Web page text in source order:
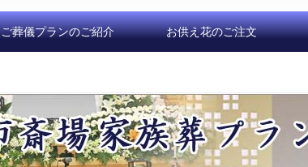
ご葬儀プランのご紹介 お供え花のご注文